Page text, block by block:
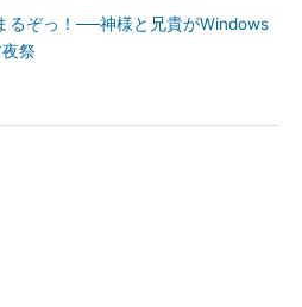
るぞっ！──神様と兄貴がWindows
祭